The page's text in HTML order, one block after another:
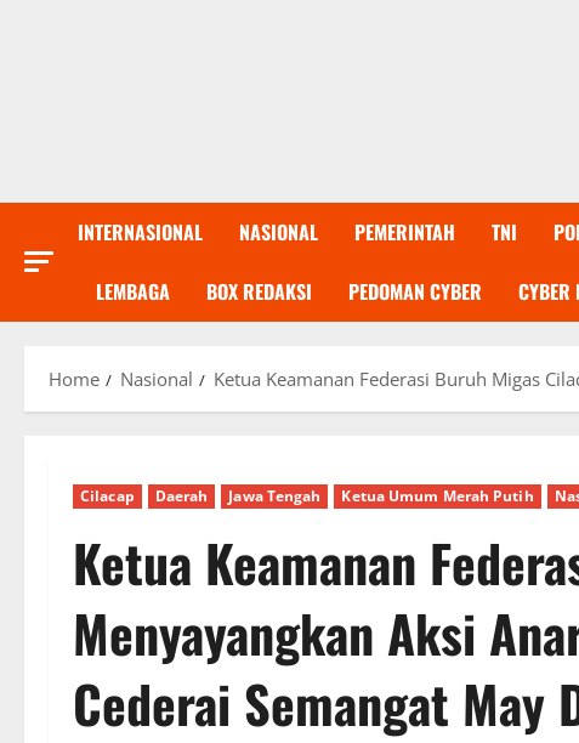
INTERNASIONAL NASIONAL PEMERINTAH TNI
LEMBAGA BOX REDAKSI PEDOMAN CYBER CYBER
Home Nasional Ketua Keamanan Federasi Buruh Migas
Cilacap Daerah Jawa Tengah Ketua Umum Merah Putih
Ketua Keamanan
Menyayangkan Aksi
Cederai Semangat May